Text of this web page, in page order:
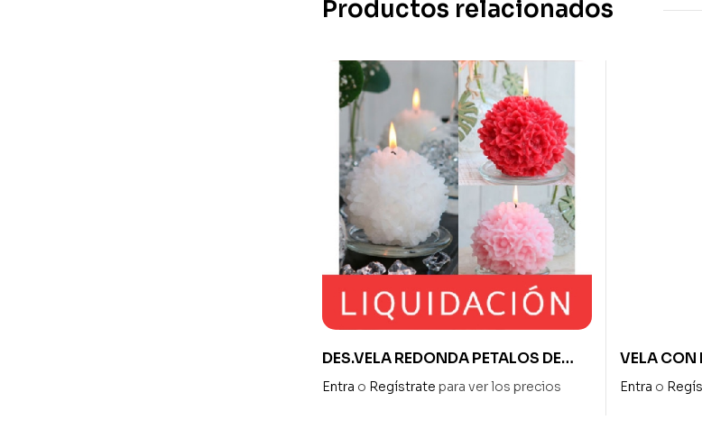
Productos relacionados
DES.VELA REDONDA PETALOS DE
FLOR DIAM 12 cm – ALTO 11 cm
Entra o Regístrate para ver los precios
VELA CON
7,5 x 12,5
Entra o